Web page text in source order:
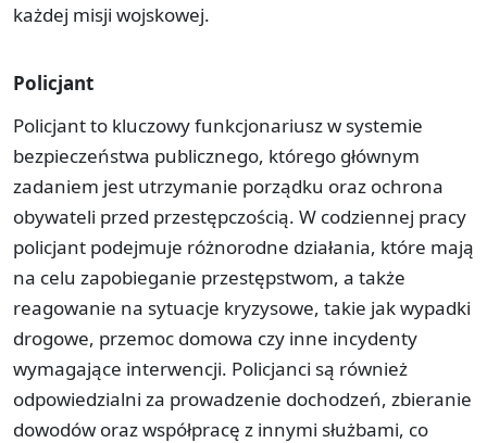
każdej misji wojskowej.
Policjant
Policjant to kluczowy funkcjonariusz w systemie
bezpieczeństwa publicznego, którego głównym
zadaniem jest utrzymanie porządku oraz ochrona
obywateli przed przestępczością. W codziennej pracy
policjant podejmuje różnorodne działania, które mają
na celu zapobieganie przestępstwom, a także
reagowanie na sytuacje kryzysowe, takie jak wypadki
drogowe, przemoc domowa czy inne incydenty
wymagające interwencji. Policjanci są również
odpowiedzialni za prowadzenie dochodzeń, zbieranie
dowodów oraz współpracę z innymi służbami, co